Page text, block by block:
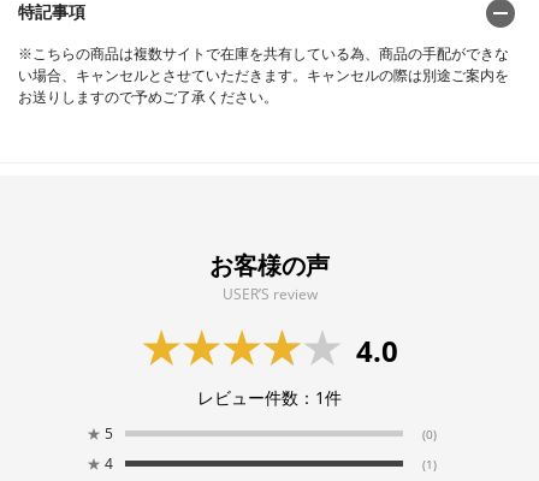
特記事項
※こちらの商品は複数サイトで在庫を共有している為、商品の手配ができな
い場合、キャンセルとさせていただきます。キャンセルの際は別途ご案内を
お送りしますので予めご了承ください。
お客様の声
USER’S review
4.0
レビュー件数： 1件
★ 5 (0)
★ 4 (1)